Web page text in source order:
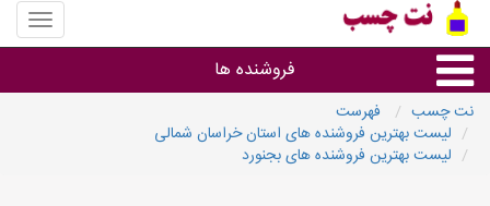
منوی
سایت
چسب
فروشنده ها
گروه ها
نت چسب
فهرست
لیست بهترین فروشنده های استان خراسان شمالی
لیست بهترین فروشنده های بجنورد